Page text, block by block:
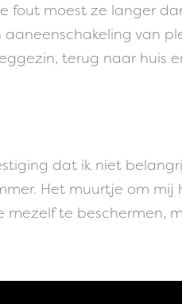
fout moest ze langer
van
terug naar huis
dat ik niet
Het muurtje om mij
te beschermen,